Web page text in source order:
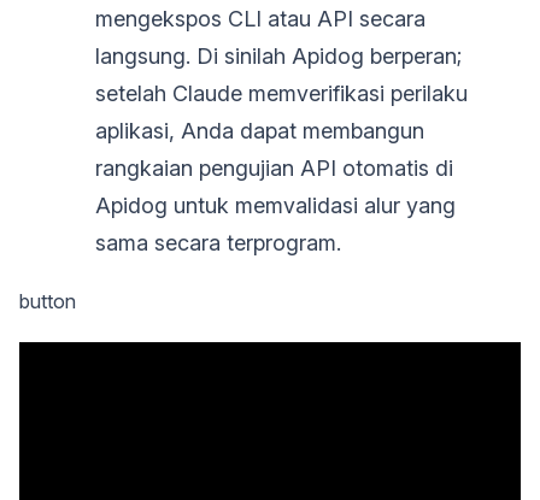
mengekspos CLI atau API secara
langsung. Di sinilah Apidog berperan;
setelah Claude memverifikasi perilaku
aplikasi, Anda dapat membangun
rangkaian pengujian API otomatis di
Apidog untuk memvalidasi alur yang
sama secara terprogram.
button